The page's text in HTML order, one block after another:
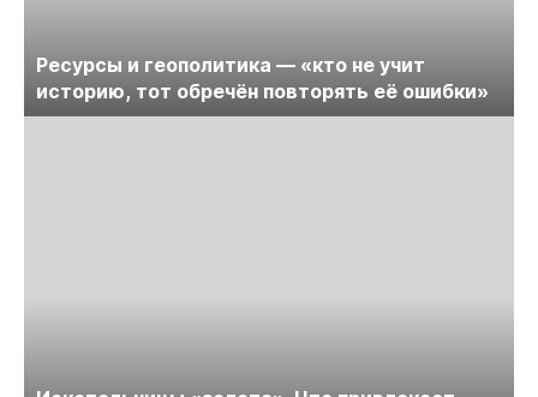
Ресурсы и геополитика — «кто не учит
историю, тот обречён повторять её ошибки»